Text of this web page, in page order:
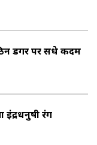
डगर पर सधे कदम
रंग